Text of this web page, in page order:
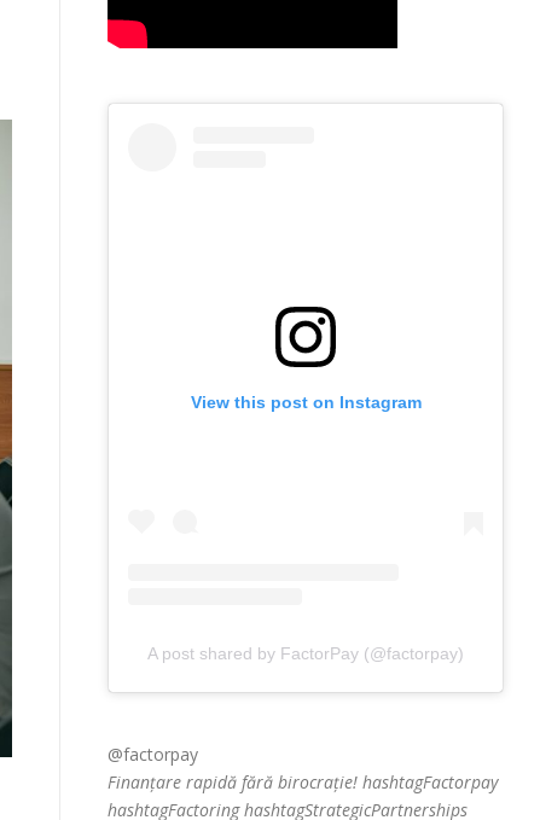
View this post on Instagram
A post shared by FactorPay (@factorpay)
@factorpay
Finanțare rapidă fără birocrație! hashtagFactorpay
hashtagFactoring hashtagStrategicPartnerships